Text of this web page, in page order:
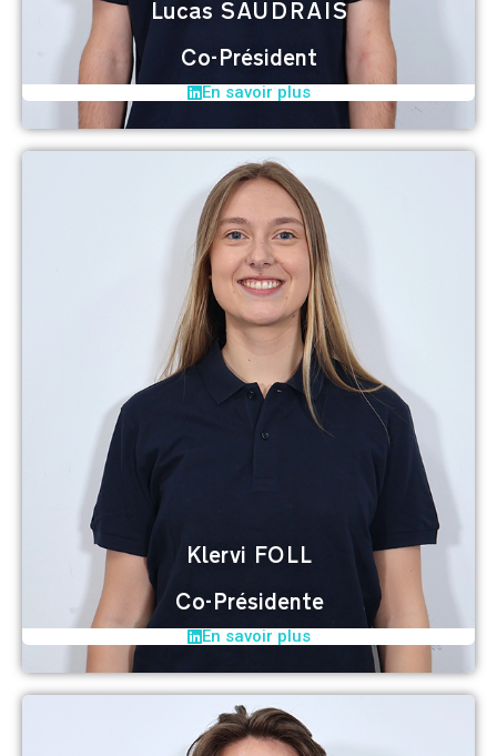
Lucas SAUDRAIS
Co-Président
En savoir plus
Klervi FOLL
Co-Présidente
En savoir plus